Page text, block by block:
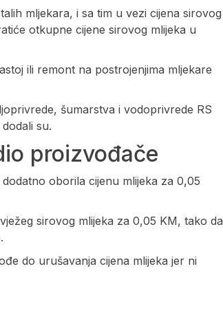
mljekara, i sa tim u vezi cijena sirovog
otkupne cijene sirovog mlijeka u
ili remont na postrojenjima mljekare
šumarstva i vodoprivrede RS
su.
proizvođače
oborila cijenu mlijeka za 0,05
sirovog mlijeka za 0,05 KM, tako da
do urušavanja cijena mlijeka jer ni